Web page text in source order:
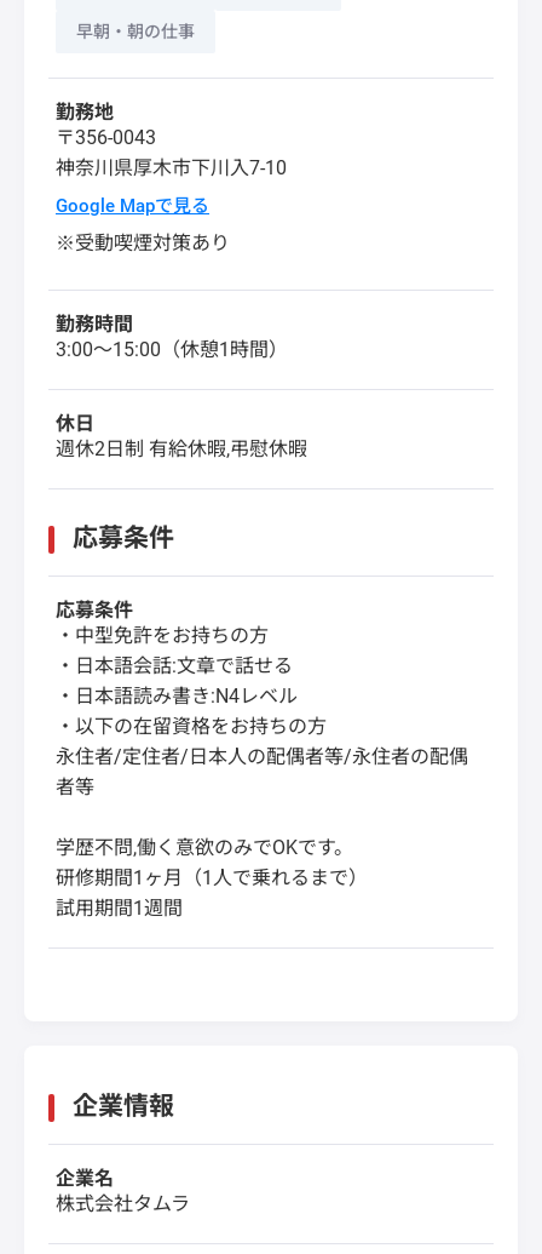
早朝・朝の仕事
勤務地
〒356-0043
神奈川県厚木市下川入7-10
Google Mapで見る
※受動喫煙対策あり
勤務時間
3:00～15:00（休憩1時間）
休日
週休2日制 有給休暇,弔慰休暇
応募条件
応募条件
・中型免許をお持ちの方
・日本語会話:文章で話せる
・日本語読み書き:N4レベル
・以下の在留資格をお持ちの方
永住者/定住者/日本人の配偶者等/永住者の配偶
者等
学歴不問,働く意欲のみでOKです。
研修期間1ヶ月（1人で乗れるまで）
試用期間1週間
企業情報
企業名
株式会社タムラ